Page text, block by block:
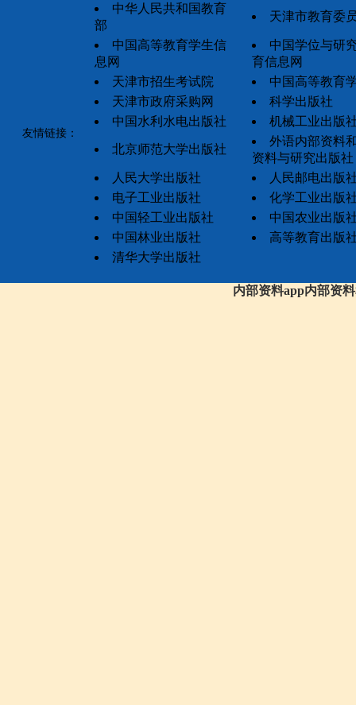
友情链接：
中华人民共和国教育
部
天津市教育委
中国高等教育学生信
息网
中国学位与研
育信息网
天津市招生考试院
中国高等教育
天津市政府采购网
科学出版社
中国水利水电出版社
机械工业出版
北京师范大学出版社
外语内部资料
资料与研究出版社
人民大学出版社
人民邮电出版
电子工业出版社
化学工业出版
中国轻工业出版社
中国农业出版
中国林业出版社
高等教育出版
清华大学出版社
内部资料app内部资